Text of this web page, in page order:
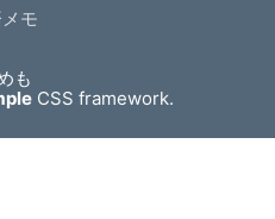
モ
も
CSS framework.